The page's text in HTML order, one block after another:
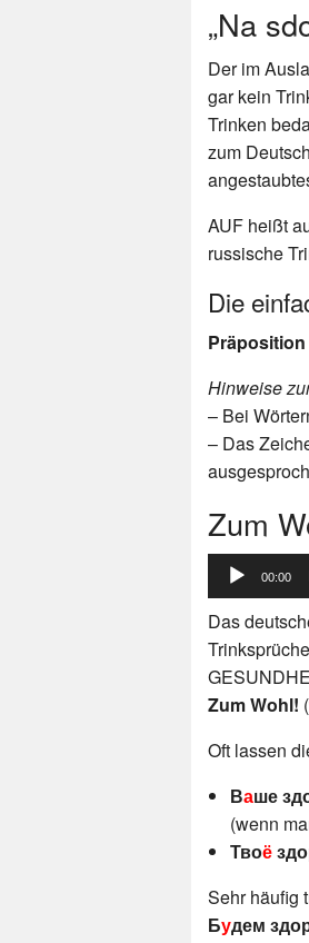
„Na
Der im
gar kein
Trinken
zum
AUF heißt
russische
Die
Hinweise
– Bei
– Das
Zum
Audio-
Player
00:00
Das
Zum Wohl!
Oft lassen
Ваше
(wenn
Твоё
Sehr häufig
Будем